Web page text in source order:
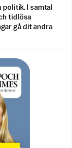
I samtal
tidlösa
gå dit andra